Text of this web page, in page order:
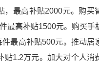
，最高补贴2000元。购买
最高补贴1500元。购买手
最高补贴500元。推动居
贴1.2万元。加大对个人消